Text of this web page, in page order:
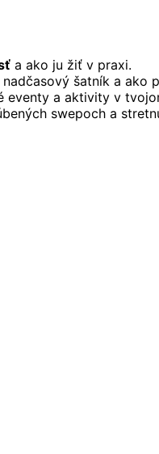
a ako ju žiť v praxi.
šatník a ako
eventy a aktivity v
swepoch a